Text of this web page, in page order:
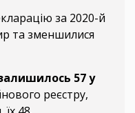
за 2020-й
та зменшилися
57 у
реєстру,